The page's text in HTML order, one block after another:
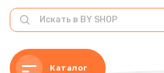
Каталог